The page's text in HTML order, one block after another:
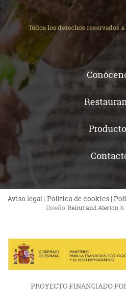
Todos los derechos reservados
Aviso legal | Política de cookies |
Diseño:Beirut and Aterton&
PROYECTO FINANCIADO